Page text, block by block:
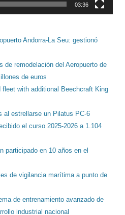
03:36
Andorra-La Seu: gestionó
de remodelación del Aeropuerto de
de euros
with additional Beechcraft King
al estrellarse un Pilatus PC-6
el curso 2025-2026 a 1.104
participado en 10 años en el
de vigilancia marítima a punto de
de entrenamiento avanzado de
industrial nacional